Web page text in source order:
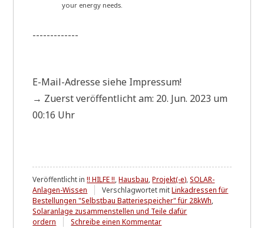
your ener­gy needs.
-------------
E-Mail-Adres­se sie­he Impressum!
→ Zuerst ver­öf­fent­licht am: 20. Jun. 2023 um
00:16 Uhr
Veröffentlicht in!! HILFE !!,Hausbau,Projekt(-e),SOLAR-
Anlagen-Wissen
Verschlagwortet mitLinkadressen für
Bestellungen "Selbstbau Batteriespeicher" für 28kWh,
Solaranlage zusammenstellen und Teile dafür
ordern
Schreibe einen Kommentarzu